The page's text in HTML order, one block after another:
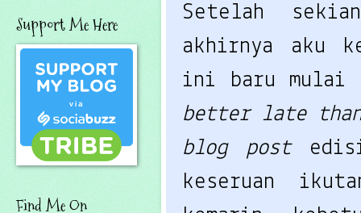
Setelah
akhirnya aku
ini baru
better late
blog post
keseruan
Support Me Here
Find Me On